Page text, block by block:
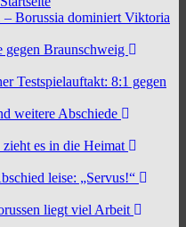
– Borussia dominiert Viktoria
gegen Braunschweig
Testspielauftakt: 8:1 gegen
weitere Abschiede
es in die Heimat
leise: „Servus!“
liegt viel Arbeit